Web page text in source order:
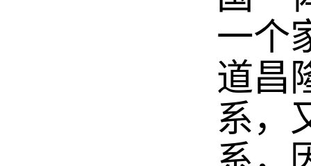
一个
道昌
系，